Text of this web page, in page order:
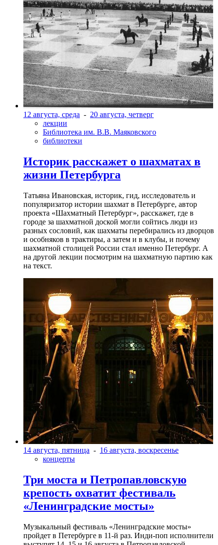
12 августа, среда - 20 августа, четверг
лекции
Библиотека им. В.В. Маяковского
библиотеки
Историк расскажет о шахматах в
жизни Петербурга
Татьяна Ивановская, историк, гид, исследователь и
популяризатор истории шахмат в Петербурге, автор
проекта «Шахматный Петербург», расскажет, где в
городе за шахматной доской могли сойтись люди из
разных сословий, как шахматы перебирались из дворцов
и особняков в трактиры, а затем и в клубы, и почему
шахматной столицей России стал именно Петербург. А
на другой лекции посмотрим на шахматную партию как
на текст.
14 августа, пятница - 16 августа, воскресенье
концерты
Три моста и Петропавловскую
крепость охватит фестиваль
«Ленинградские мосты»
Музыкальный фестиваль «Ленинградские мосты»
пройдет в Петербурге в 11-й раз. Инди-поп исполнители